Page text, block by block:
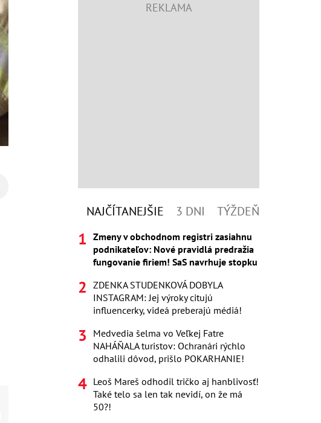
NAJČÍTANEJŠIE 3 DNI TÝŽDEŇ
Zmeny v obchodnom registri zasiahnu
podnikateľov: Nové pravidlá predražia
fungovanie firiem! SaS navrhuje stopku
ZDENKA STUDENKOVÁ DOBYLA
INSTAGRAM: Jej výroky citujú
influencerky, videá preberajú médiá!
Medvedia šelma vo Veľkej Fatre
NAHÁŇALA turistov: Ochranári rýchlo
odhalili dôvod, prišlo POKARHANIE!
Leoš Mareš odhodil tričko aj hanblivosť!
Také telo sa len tak nevidí, on že má
50?!